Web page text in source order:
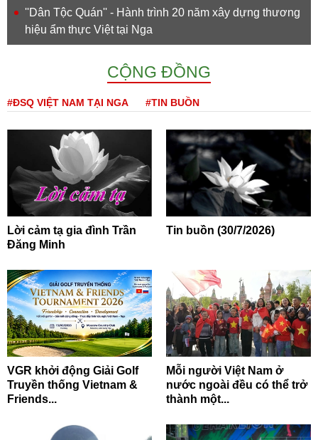
''Dân Tộc Quán'' - Hành trình 20 năm xây dựng thương
hiệu ẩm thực Việt tại Nga
CỘNG ĐỒNG
#ĐSQ VIỆT NAM TẠI NGA #TIN BUỒN
Lời cảm tạ gia đình Trần
Đăng Minh
Tin buồn (30/7/2026)
VGR khởi động Giải Golf
Truyền thống Vietnam &
Friends...
Mỗi người Việt Nam ở
nước ngoài đều có thể trở
thành một...